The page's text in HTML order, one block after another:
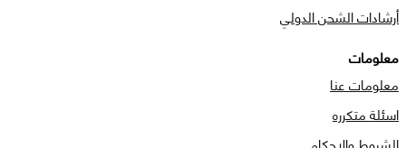
أرشادات الشحن الدولي
معلومات
معلومات عنا
اسئلة متكرره